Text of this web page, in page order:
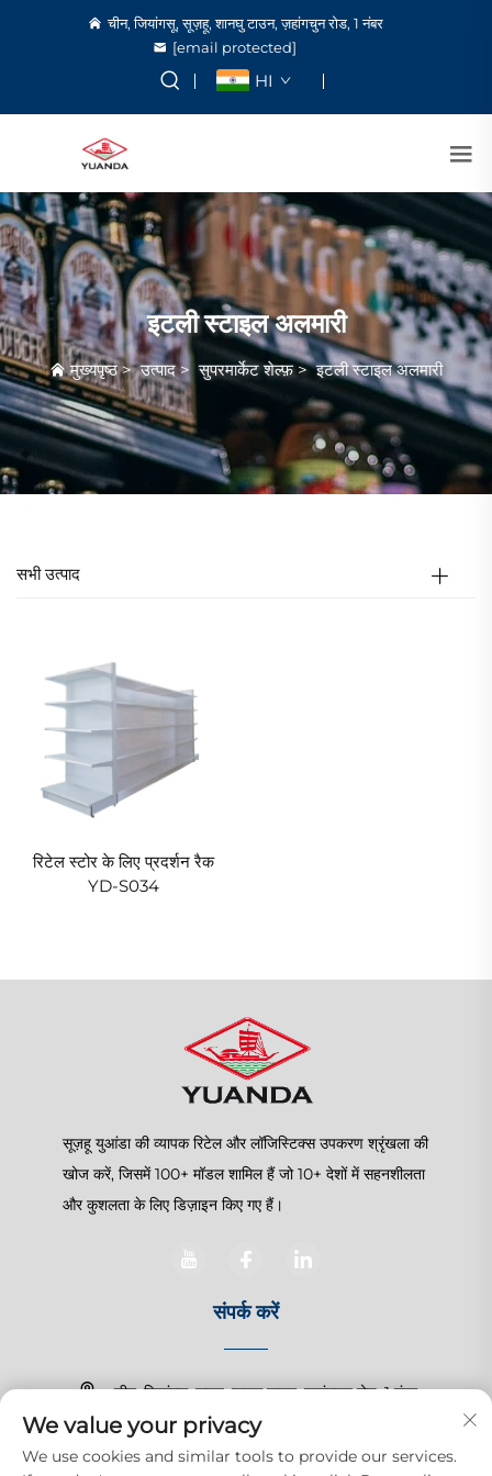
चीन, जियांगसू, सूज़हू, शानघु टाउन, ज़हांगचुन रोड, 1 नंबर
[email protected]
HI
इटली स्टाइल अलमारी
मुख्यपृष्ठ>उत्पाद>सुपरमार्केट शेल्फ़>इटली स्टाइल अलमारी
सभी उत्पाद
रिटेल स्टोर के लिए प्रदर्शन रैक
YD-S034
सूज़हू युआंडा की व्यापक रिटेल और लॉजिस्टिक्स उपकरण श्रृंखला की
खोज करें, जिसमें 100+ मॉडल शामिल हैं जो 10+ देशों में सहनशीलता
और कुशलता के लिए डिज़ाइन किए गए हैं।
संपर्क करें
चीन, जियांगसू, सूज़हू, शानघु टाउन, ज़हांगचुन रोड, 1 नंबर
+86-15150179453
We value your privacy
We use cookies and similar tools to provide our services.